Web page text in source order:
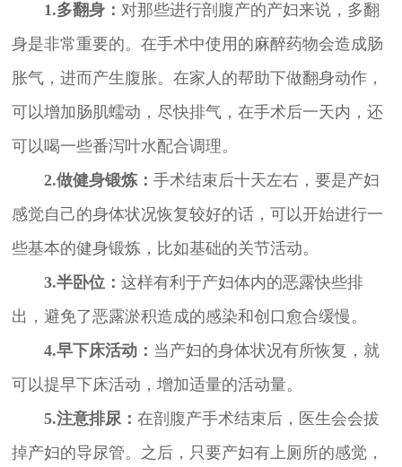
1.多翻身： 对那些进行剖腹产的产妇来说，多翻
身是非常重要的。在手术中使用的麻醉药物会造成肠
胀气，进而产生腹胀。在家人的帮助下做翻身动作，
可以增加肠肌蠕动，尽快排气，在手术后一天内，还
可以喝一些番泻叶水配合调理。
2.做健身锻炼： 手术结束后十天左右，要是产妇
感觉自己的身体状况恢复较好的话，可以开始进行一
些基本的健身锻炼，比如基础的关节活动。
3.半卧位： 这样有利于产妇体内的恶露快些排
出，避免了恶露淤积造成的感染和创口愈合缓慢。
4.早下床活动： 当产妇的身体状况有所恢复，就
可以提早下床活动，增加适量的活动量。
5.注意排尿： 在剖腹产手术结束后，医生会会拔
掉产妇的导尿管。之后，只要产妇有上厕所的感觉，